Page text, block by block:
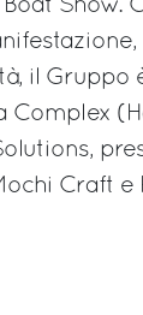
Show.
il Gruppo
Craft